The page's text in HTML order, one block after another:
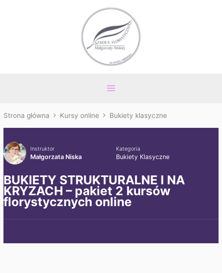
Main
Menu
Strona główna Kursy online Bukiety klasyczne
Instruktor
Małgorzata Niska
Kategoria
Bukiety Klasyczne
BUKIETY STRUKTURALNE I NA
KRYZACH – pakiet 2 kursów
florystycznych online